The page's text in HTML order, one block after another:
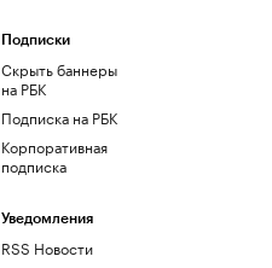
Подписки
Скрыть баннеры
на РБК
Подписка на РБК
Корпоративная
подписка
Уведомления
RSS Новости